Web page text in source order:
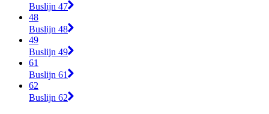
Buslijn 47
48
Buslijn 48
49
Buslijn 49
61
Buslijn 61
62
Buslijn 62